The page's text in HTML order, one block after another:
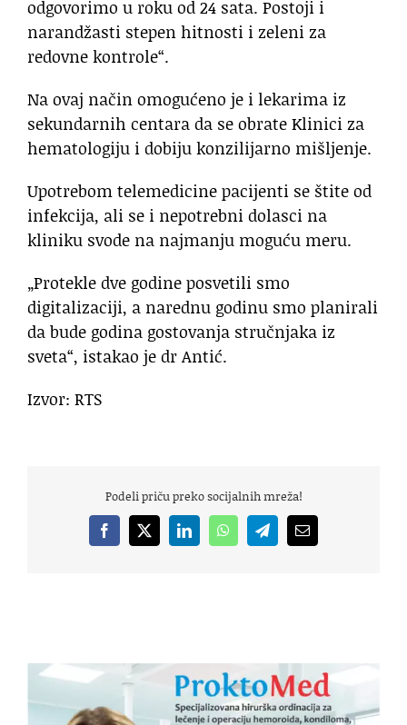
odgovorimo u roku od 24 sata. Postoji i
narandžasti stepen hitnosti i zeleni za
redovne kontrole“.
Na ovaj način omogućeno je i lekarima iz
sekundarnih centara da se obrate Klinici za
hematologiju i dobiju konzilijarno mišljenje.
Upotrebom telemedicine pacijenti se štite od
infekcija, ali se i nepotrebni dolasci na
kliniku svode na najmanju moguću meru.
„Protekle dve godine posvetili smo
digitalizaciji, a narednu godinu smo planirali
da bude godina gostovanja stručnjaka iz
sveta“, istakao je dr Antić.
Izvor: RTS
Podeli priču preko socijalnih mreža!
Facebook
X LinkedInWhatsAppTelegramEmail